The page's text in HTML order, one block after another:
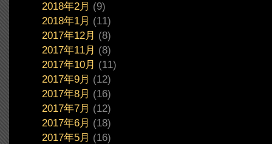
2018年2月 (9)
2018年1月 (11)
2017年12月 (8)
2017年11月 (8)
2017年10月 (11)
2017年9月 (12)
2017年8月 (16)
2017年7月 (12)
2017年6月 (18)
2017年5月 (16)